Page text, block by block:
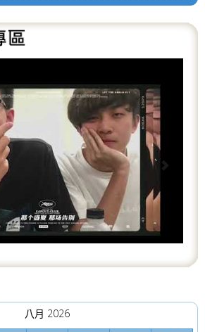
e
x
t
八月 2026